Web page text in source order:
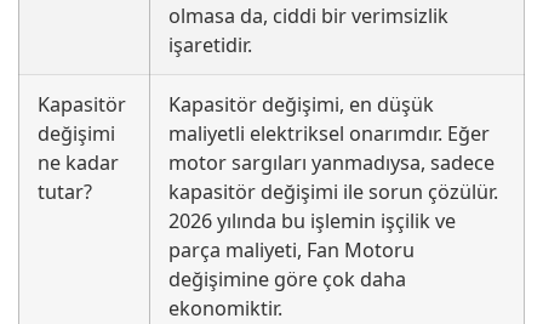
olmasa da, ciddi bir verimsizlik
işaretidir.
Kapasitör
değişimi
ne kadar
tutar?
Kapasitör değişimi, en düşük
maliyetli elektriksel onarımdır. Eğer
motor sargıları yanmadıysa, sadece
kapasitör değişimi ile sorun çözülür.
2026 yılında bu işlemin işçilik ve
parça maliyeti, Fan Motoru
değişimine göre çok daha
ekonomiktir.